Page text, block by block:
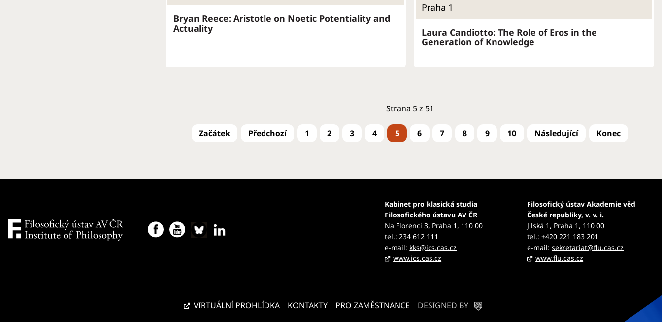
Bryan Reece: Aristotle on Noetic Potentiality and
Actuality
Praha 1
Laura Candiotto: The Role of Eros in the
Generation of Knowledge
Strana 5 z 51
1 2 3 4 5 6 7 8 9 10
Kabinet pro klasická studia
Filosofického ústavu AV ČR
Na Florenci 3, Praha 1, 110 00
tel.: 234 612 111
e-mail: kks@ics.cas.cz
www.ics.cas.cz
Filosofický ústav Akademie věd
České republiky, v. v. i.
Jilská 1, Praha 1, 110 00
tel.: +420 221 183 201
e-mail:sekretariat@flu.cas.cz
www.flu.cas.cz
VIRTUÁLNÍ PROHLÍDKA KONTAKTY PRO ZAMĚSTNANCE DESIGNED BY